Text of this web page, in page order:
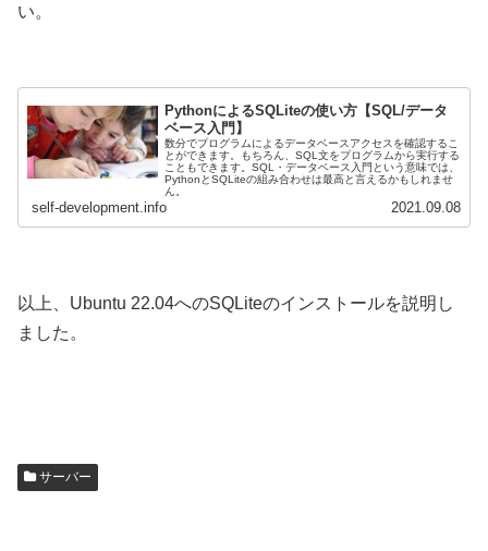
い。
PythonによるSQLiteの使い方【SQL/データ
ベース入門】
数分でプログラムによるデータベースアクセスを確認するこ
とができます。もちろん、SQL文をプログラムから実行する
こともできます。SQL・データベース入門という意味では、
PythonとSQLiteの組み合わせは最高と言えるかもしれませ
ん。
self-development.info 2021.09.08
以上、Ubuntu 22.04へのSQLiteのインストールを説明し
ました。
サーバー